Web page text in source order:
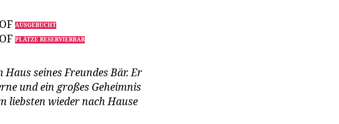
AUSGEBUCHT
PLÄTZE RESERVIERBAR
seines Freundes Bär. Er
und ein großes Geheimnis
liebsten wieder nach Hause